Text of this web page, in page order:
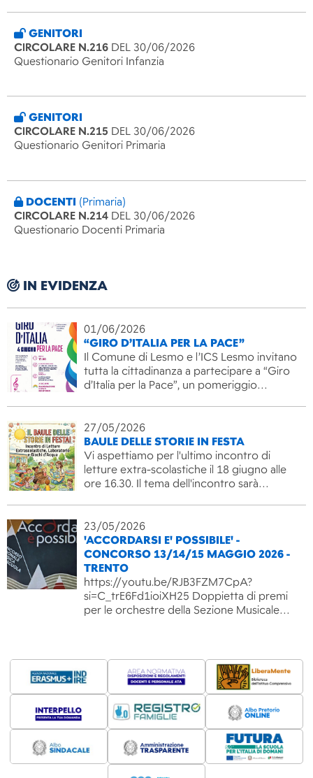
GENITORI
CIRCOLARE N.216 DEL 30/06/2026
Questionario Genitori Infanzia
GENITORI
CIRCOLARE N.215 DEL 30/06/2026
Questionario Genitori Primaria
DOCENTI (Primaria)
CIRCOLARE N.214 DEL 30/06/2026
Questionario Docenti Primaria
IN EVIDENZA
01/06/2026
“GIRO D’ITALIA PER LA PACE”
Il Comune di Lesmo e l’ICS Lesmo invitano
tutta la cittadinanza a partecipare a “Giro
d’Italia per la Pace”, un pomeriggio…
27/05/2026
BAULE DELLE STORIE IN FESTA
Vi aspettiamo per l'ultimo incontro di
letture extra-scolastiche il 18 giugno alle
ore 16.30. Il tema dell'incontro sarà…
23/05/2026
'ACCORDARSI E' POSSIBILE' -
CONCORSO 13/14/15 MAGGIO 2026 -
TRENTO
https://youtu.be/RJB3FZM7CpA?
si=C_trE6Fd1ioiXH25 Doppietta di premi
per le orchestre della Sezione Musicale…